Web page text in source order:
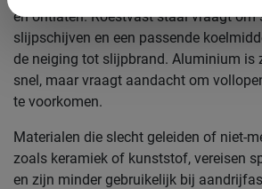
en ontlaten. Roestvast staal vraagt om
slijpschijven en een passende
de neiging tot slijpbrand. Aluminium is
snel, maar vraagt aandacht om
te voorkomen.
Materialen die slecht geleiden of niet-
zoals keramiek of kunststof, vereisen
en zijn minder gebruikelijk bij